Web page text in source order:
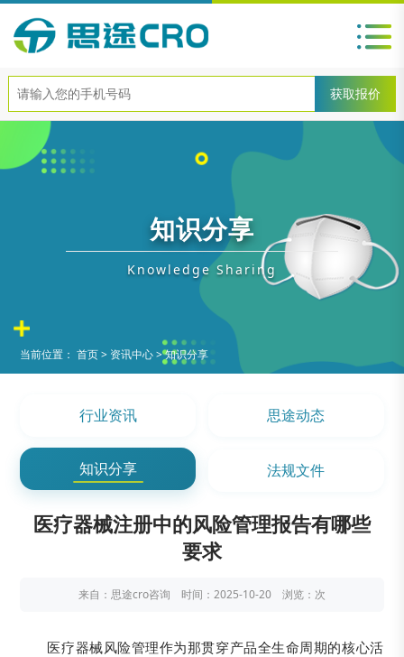
知识分享
Knowledge Sharing
当前位置：首页> 资讯中心>知识分享
行业资讯 思途动态
知识分享 法规文件
​​医疗器械注册中的风险管理报告有哪些
要求​
来自：思途cro咨询 时间：2025-10-20 浏览： 次
医疗器械风险管理作为那贯穿产品全生命周期的核心活